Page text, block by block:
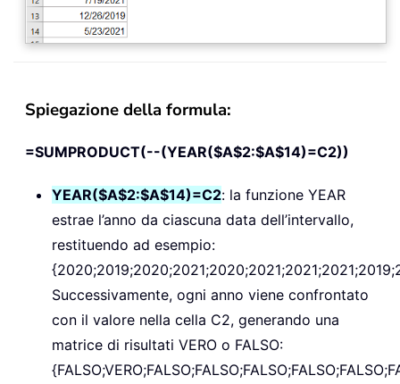
Spiegazione della formula:
=SUMPRODUCT(--(YEAR($A$2:$A$14)=C2))
YEAR($A$2:$A$14)=C2: la funzione YEAR
estrae l’anno da ciascuna data dell’intervallo,
restituendo ad esempio:
Successivamente, ogni anno viene confrontato
con il valore nella cella C2, generando una
matrice di risultati VERO o FALSO: